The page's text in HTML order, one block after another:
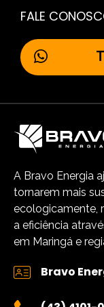
FALE
A Bravo Energia
tornarem mais
ecologicamente,
a eficiência
em Maringá e
Bravo